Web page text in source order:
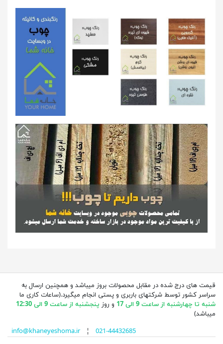
قیمت های درج شده در مقابل محصولات بروز میباشد و همچنین ارسال به
سراسر کشور توسط شرکتهای باربری و پستی انجام میگیرد.(ساعات کاری ما
شنبه تا چهارشنبه از ساعت 9 الی 17
و روز پنجشنبه از ساعت 9 الی 12:30
میباشد)
info@khaneyeshoma.ir¦ 021-44432685